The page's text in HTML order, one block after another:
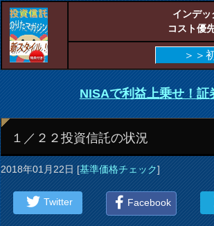
インデ
コスト優
＞＞
NISAで利益上乗せ！証
１／２２投資信託の状況
2018年01月22日[基準価格チェック]
Twitter Facebook